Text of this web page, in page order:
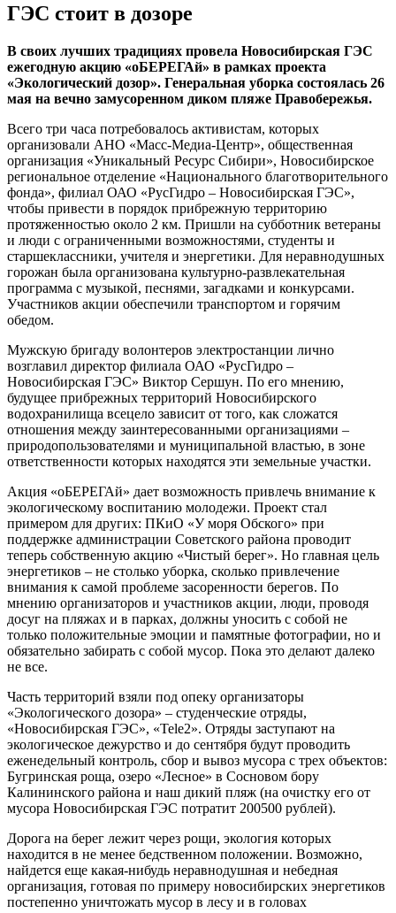
ГЭС стоит в дозоре
В своих лучших традициях провела Новосибирская ГЭС
ежегодную акцию «оБЕРЕГАй» в рамках проекта
«Экологический дозор». Генеральная уборка состоялась 26
мая на вечно замусоренном диком пляже Правобережья.
Всего три часа потребовалось активистам, которых
организовали АНО «Масс-Медиа-Центр», общественная
организация «Уникальный Ресурс Сибири», Новосибирское
региональное отделение «Национального благотворительного
фонда», филиал ОАО «РусГидро – Новосибирская ГЭС»,
чтобы привести в порядок прибрежную территорию
протяженностью около 2 км. Пришли на субботник ветераны
и люди с ограниченными возможностями, студенты и
старшеклассники, учителя и энергетики. Для неравнодушных
горожан была организована культурно-развлекательная
программа с музыкой, песнями, загадками и конкурсами.
Участников акции обеспечили транспортом и горячим
обедом.
Мужскую бригаду волонтеров электростанции лично
возглавил директор филиала ОАО «РусГидро –
Новосибирская ГЭС» Виктор Сершун. По его мнению,
будущее прибрежных территорий Новосибирского
водохранилища всецело зависит от того, как сложатся
отношения между заинтересованными организациями –
природопользователями и муниципальной властью, в зоне
ответственности которых находятся эти земельные участки.
Акция «оБЕРЕГАй» дает возможность привлечь внимание к
экологическому воспитанию молодежи. Проект стал
примером для других: ПКиО «У моря Обского» при
поддержке администрации Советского района проводит
теперь собственную акцию «Чистый берег». Но главная цель
энергетиков – не столько уборка, сколько привлечение
внимания к самой проблеме засоренности берегов. По
мнению организаторов и участников акции, люди, проводя
досуг на пляжах и в парках, должны уносить с собой не
только положительные эмоции и памятные фотографии, но и
обязательно забирать с собой мусор. Пока это делают далеко
не все.
Часть территорий взяли под опеку организаторы
«Экологического дозора» – студенческие отряды,
«Новосибирская ГЭС», «Tele2». Отряды заступают на
экологическое дежурство и до сентября будут проводить
еженедельный контроль, сбор и вывоз мусора с трех объектов:
Бугринская роща, озеро «Лесное» в Сосновом бору
Калининского района и наш дикий пляж (на очистку его от
мусора Новосибирская ГЭС потратит 200500 рублей).
Дорога на берег лежит через рощи, экология которых
находится в не менее бедственном положении. Возможно,
найдется еще какая-нибудь неравнодушная и небедная
организация, готовая по примеру новосибирских энергетиков
постепенно уничтожать мусор в лесу и в головах